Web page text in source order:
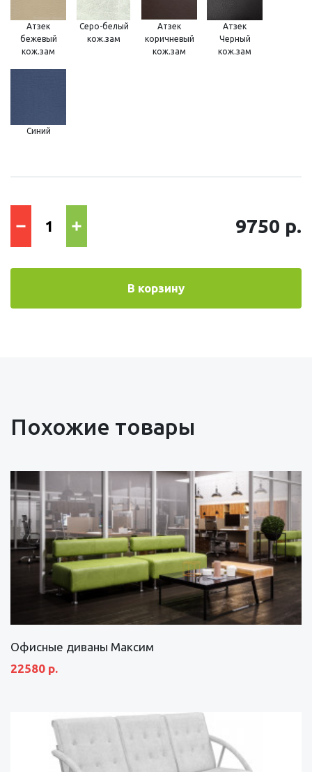
Атзек
бежевый
кож.зам
Серо-белый
кож.зам
Атзек
коричневый
кож.зам
Атзек
Черный
кож.зам
Синий
9750 р.
В корзину
Похожие товары
Офисные диваны Максим
22580 р.